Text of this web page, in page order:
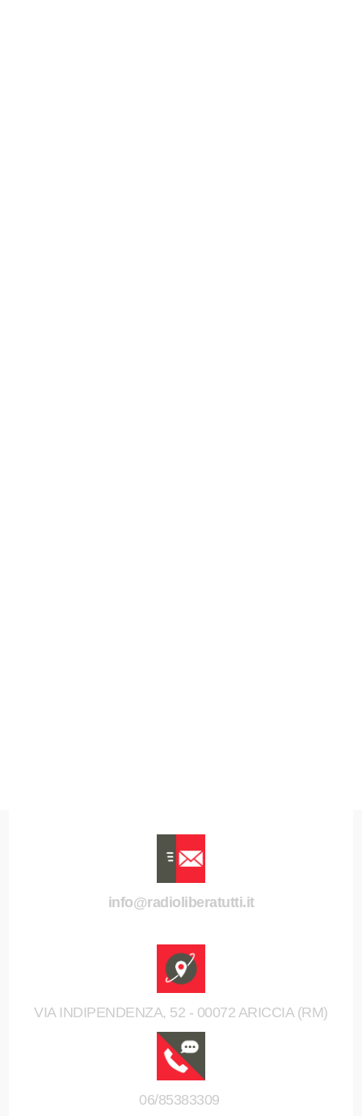
info@radioliberatutti.it
VIA INDIPENDENZA, 52 - 00072 ARICCIA (RM)
06/85383309